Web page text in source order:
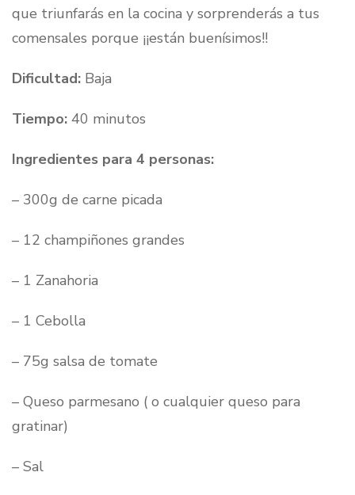
que triunfarás en la cocina y sorprenderás a tus
comensales porque ¡¡están buenísimos!!
Dificultad: Baja
Tiempo: 40 minutos
Ingredientes para 4 personas:
– 300g de carne picada
– 12 champiñones grandes
– 1 Zanahoria
– 1 Cebolla
– 75g salsa de tomate
– Queso parmesano ( o cualquier queso para
gratinar)
– Sal